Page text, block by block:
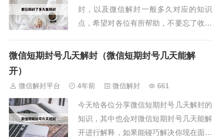
封，以及微信解封一般多久对应的知识
点，希望对各位有所帮助，不要忘了收藏
了需要多久才能自动解封？2、微信的解
微信短期封号几天解封（微信短期封号几天能解
开）
微信解封平台 4年前 微信解封 661
今天给各位分享微信短期封号几天解封的
知识，其中也会对微信短期封号几天能解
开进行解释，如果能碰巧解决你现在面临